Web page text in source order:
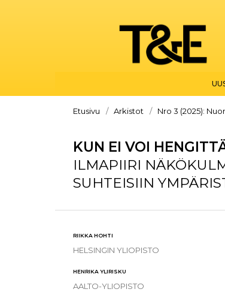
Etusivu / Arkistot / Nro 3 (2025):
KUN EI VOI
ILMAPIIRI
SUHTEISIIN
RIIKKA HOHTI
HELSINGIN YLIOPISTO
HENRIKA YLIRISKU
AALTO-YLIOPISTO